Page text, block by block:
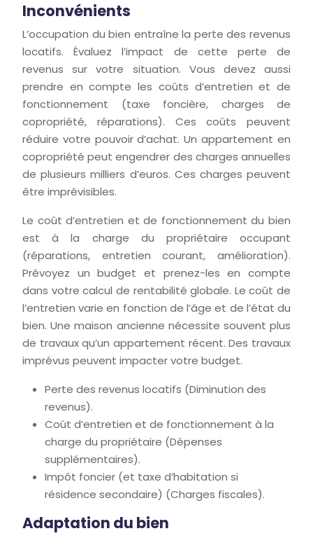
Inconvénients
L’occupation du bien entraîne la perte des revenus
locatifs. Évaluez l’impact de cette perte de
revenus sur votre situation. Vous devez aussi
prendre en compte les coûts d’entretien et de
fonctionnement (taxe foncière, charges de
copropriété, réparations). Ces coûts peuvent
réduire votre pouvoir d’achat. Un appartement en
copropriété peut engendrer des charges annuelles
de plusieurs milliers d’euros. Ces charges peuvent
être imprévisibles.
Le coût d’entretien et de fonctionnement du bien
est à la charge du propriétaire occupant
(réparations, entretien courant, amélioration).
Prévoyez un budget et prenez-les en compte
dans votre calcul de rentabilité globale. Le coût de
l’entretien varie en fonction de l’âge et de l’état du
bien. Une maison ancienne nécessite souvent plus
de travaux qu’un appartement récent. Des travaux
imprévus peuvent impacter votre budget.
Perte des revenus locatifs (Diminution des
revenus).
Coût d’entretien et de fonctionnement à la
charge du propriétaire (Dépenses
supplémentaires).
Impôt foncier (et taxe d’habitation si
résidence secondaire) (Charges fiscales).
Adaptation du bien